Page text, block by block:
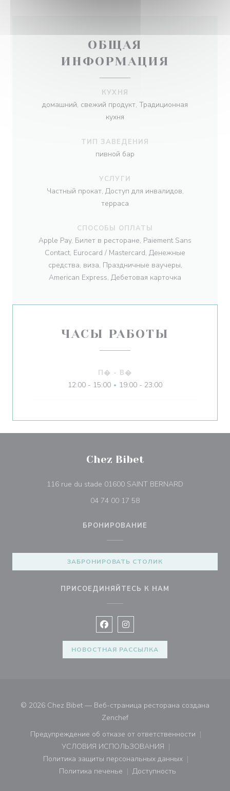
ОБЩАЯ
ИНФОРМАЦИЯ
КУХНЯ
домашний, свежий продукт, Традиционная
кухня
ТИП ЗАВЕДЕНИЯ
пивной бар
УСЛУГИ
Частный прокат, Доступ для инвалидов,
терраса
СПОСОБЫ ОПЛАТЫ
Apple Pay, Билет в ресторане, Paiement Sans
Contact, Eurocard / Mastercard, Денежные
средства, виза, Праздничные ваучеры,
American Express, Дебетовая карточка
ЧАСЫ РАБОТЫ
П� - В�
12:00 - 15:00 • 19:00 - 23:00
Chez Bibet
116 rue du stade 01600 SAINT BERNARD
04 74 00 17 58
БРОНИРОВАНИЕ
ЗАБРОНИРОВАТЬ СТОЛИК
ПРИСОЕДИНЯЙТЕСЬ К НАМ
Facebook ((открывается в новом
Instagram ((открывается в
НОВОСТНАЯ РАССЫЛКА
© 2026 Chez Bibet — Веб-страница ресторана создана
Zenchef((открывается в новом окне))
Предупреждение об отказе от ответственности
((открывается в новом окне))
УСЛОВИЯ ИСПОЛЬЗОВАНИЯ
((открывается в новом окне))
Политика защиты персональных данных
((открывается в новом окне))
Политика печенье
((открывается в новом окне))
Доступность
((открывается в